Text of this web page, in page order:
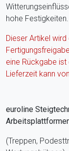
hohe Festigkeiten.
Dieser Artikel
eine Rückgabe
Lieferzeit kann
euroline
(Treppen,